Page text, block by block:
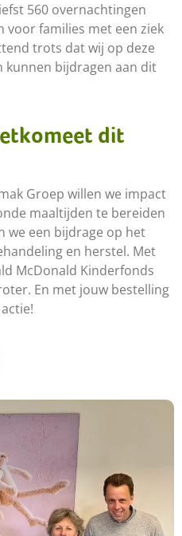
560 overnachtingen
voor families met een ziek
trots dat wij op deze
kunnen bijdragen aan dit
dit
Groep willen we impact
maaltijden te bereiden
we een bijdrage op het
en herstel. Met
McDonald Kinderfonds
En met jouw bestelling